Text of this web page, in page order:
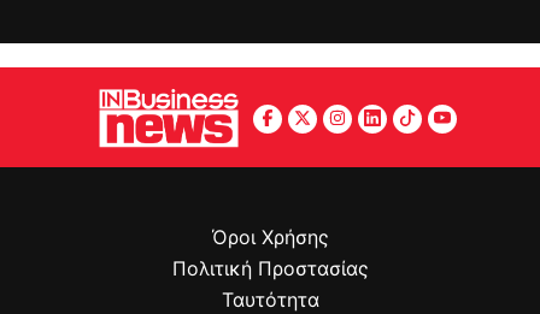
Όροι Χρήσης
Πολιτική Προστασίας
Ταυτότητα